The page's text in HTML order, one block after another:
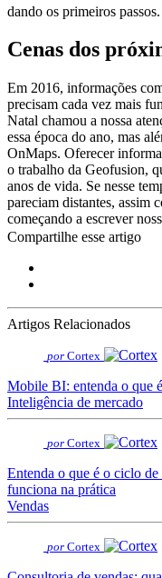
dando os primeiros passos.
Cenas dos
Em 2016, informações
precisam cada vez mais
Natal chamou a nossa
essa época do ano, mas
OnMaps. Oferecer
o trabalho da Geofusion,
anos de vida. Se nesse
pareciam distantes, assim
começando a escrever
Compartilhe esse artigo
Artigos Relacionados
por Cortex
Mobile BI: entenda o que
Inteligência de mercado
por Cortex
Entenda o que é o ciclo
funciona na prática
Vendas
por Cortex